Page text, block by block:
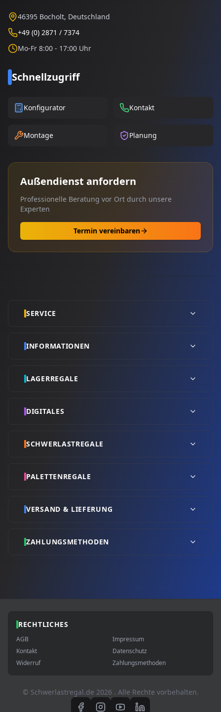
46395 Bocholt, Deutschland
+49 (0) 2871 / 7374
Mo-Fr 8:00 - 17:00 Uhr
Schnellzugriff
Konfigurator Kontakt
Montage Planung
Außendienst anfordern
Professionelle Beratung vor Ort durch unsere
Experten
Termin vereinbaren
SERVICE
INFORMATIONEN
LAGERREGALE
DIGITALES
SCHWERLASTREGALE
PALETTENREGALE
VERSAND & LIEFERUNG
ZAHLUNGSMETHODEN
RECHTLICHES
AGB
Impressum
Kontakt
Datenschutz
Widerruf
Zahlungsmethoden
© Schwerlastregal.de 2026 . Alle Rechte vorbehalten.